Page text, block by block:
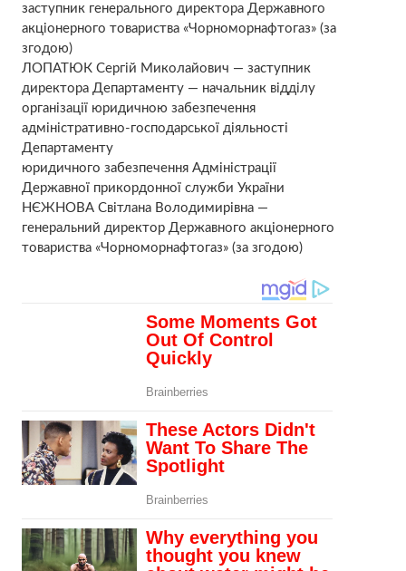
заступник генерального директора Державного
акціонерного товариства «Чорноморнафтогаз» (за
згодою)
ЛОПАТЮК Сергій Миколайович — заступник
директора Департаменту — начальник відділу
організації юридичною забезпечення
адміністративно-господарської діяльності
Департаменту
юридичного забезпечення Адміністрації
Державної прикордонної служби України
НЄЖНОВА Світлана Володимирівна —
генеральний директор Державного акціонерного
товариства «Чорноморнафтогаз» (за згодою)